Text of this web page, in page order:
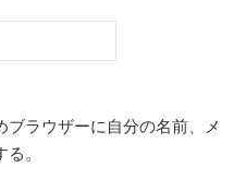
ラウザーに自分の名前、メ
。